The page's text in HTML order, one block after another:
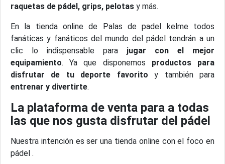
raquetas de pádel, grips, pelotas y más.
En la tienda online de Palas de padel kelme todos
fanáticas y fanáticos del mundo del pádel tendrán a un
clic lo indispensable para jugar con el mejor
equipamiento. Ya que disponemos productos para
disfrutar de tu deporte favorito y también para
entrenar y divertirte.
La plataforma de venta para a todas
las que nos gusta disfrutar del pádel
Nuestra intención es ser una tienda online con el foco en
pádel .